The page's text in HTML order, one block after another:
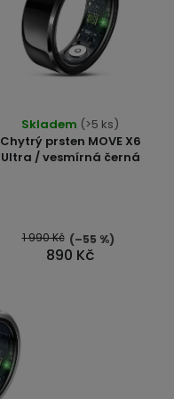
Chytrý prsten MOVE X6
Ultra / vesmírná černá
hodnocení
produktu
5
hvězdiček.
Skladem (>5 ks)
890 Kč
1 990 Kč (–55 %)